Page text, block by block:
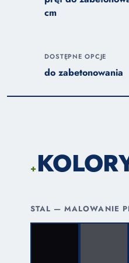
cm
DOSTĘPNE OPCJE
do zabetonowania
+
STAL — MALOWANIE